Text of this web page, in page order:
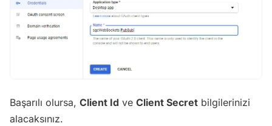
Başarılı olursa, Client Id ve Client Secret bilgilerinizi
alacaksınız.